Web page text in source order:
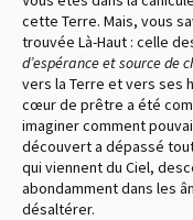
cette Terre. Mais, vous
trouvée Là-Haut : celle
d’espérance et source de
vers la Terre et vers ses
cœur de prêtre a été
imaginer comment
découvert a dépassé
qui viennent du Ciel,
abondamment dans les
désaltérer.